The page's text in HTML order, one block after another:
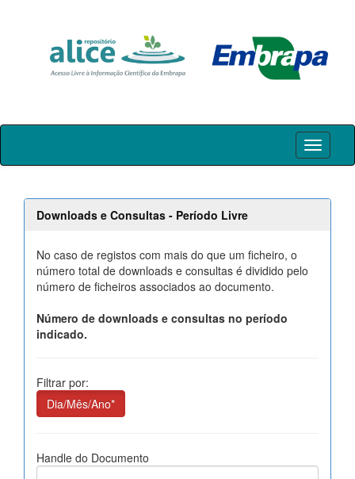
Skip
Downloads e Consultas - Período Livre
No caso de registos com mais do que um ficheiro, o
número total de downloads e consultas é dividido pelo
número de ficheiros associados ao documento.
Número de downloads e consultas no período
indicado.
Filtrar por:
Dia/Mês/Ano*
Handle do Documento